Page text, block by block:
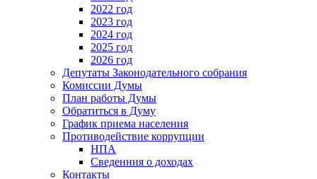
2022 год
2023 год
2024 год
2025 год
2026 год
Депутаты Законодательного собрания
Комиссии Думы
План работы Думы
Обратиться в Думу
График приема населения
Противодействие коррупции
НПА
Сведенния о доходах
Контакты